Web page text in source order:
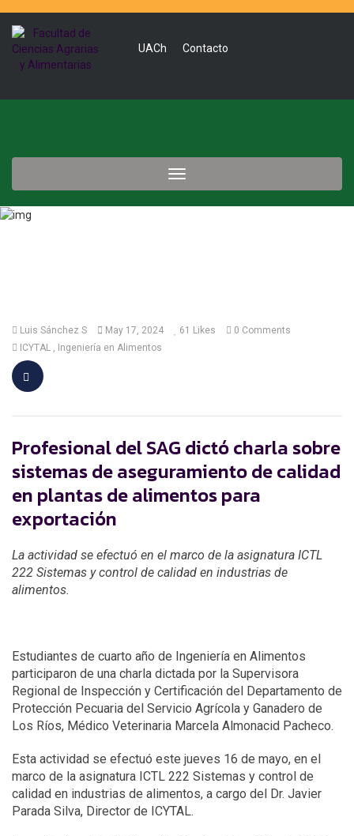
UACh Contacto
Toggle
navigation
Luis Sánchez S May 17, 2024 61 Likes
0 Comments
ICYTAL
Ingeniería en Alimentos
Profesional del SAG dictó charla sobre
sistemas de aseguramiento de calidad
en plantas de alimentos para
exportación
La actividad se efectuó en el marco de la asignatura ICTL
222 Sistemas y control de calidad en industrias de
alimentos.
Estudiantes de cuarto año de Ingeniería en Alimentos
participaron de una charla dictada por la Supervisora
Regional de Inspección y Certificación del Departamento de
Protección Pecuaria del Servicio Agrícola y Ganadero de
Los Ríos, Médico Veterinaria Marcela Almonacid Pacheco.
Esta actividad se efectuó este jueves 16 de mayo, en el
marco de la asignatura ICTL 222 Sistemas y control de
calidad en industrias de alimentos, a cargo del Dr. Javier
Parada Silva, Director de ICYTAL.